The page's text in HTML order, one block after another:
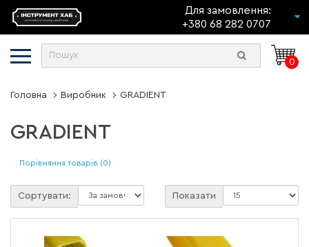
Для замовлення:
+380 68 282 0707
0
Головна Виробник GRADIENT
GRADIENT
Порівняння товарів (0)
Сортувати: Показати